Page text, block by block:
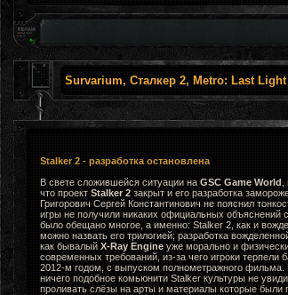
Survarium, Сталкер 2, Metro: Last Light
Stalker 2 - разработка остановлена
В свете сложившейся ситуации на GSC Game World
что проект Stalker 2закрыт и его разработка
Григорович Сергей Константинович не пояснил
игры не получили никаких официальных объяснений
было обещано многое, а именно: Stalker 2, как и
можно назвать его трилогией; разработка
как бывалый X-Ray Engineуже морально и
современных требований, из-за чего игроки
2012-м годом, с выпуском полнометражного
ничего подобное комьюнити Stalker культуры не
проливать слёзы на арты и материалы которые были